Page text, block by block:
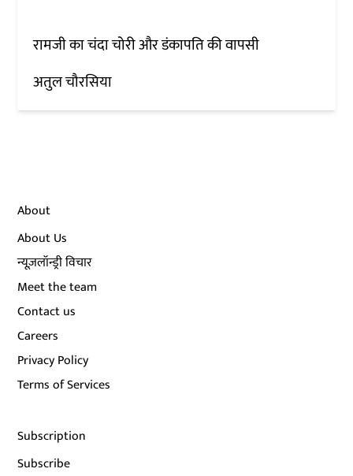
रामजी का चंदा चोरी और डंकापति की वापसी
अतुल चौरसिया
About
About Us
न्यूज़लॉन्ड्री विचार
Meet the team
Contact us
Careers
Privacy Policy
Terms of Services
Subscription
Subscribe